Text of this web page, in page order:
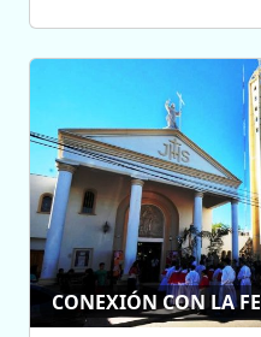
CONEXIÓN CON LA FE